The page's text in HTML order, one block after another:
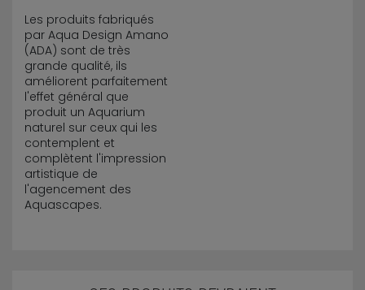
Les produits fabriqués
par Aqua Design Amano
(ADA) sont de très
grande qualité, ils
améliorent parfaitement
l'effet général que
produit un Aquarium
naturel sur ceux qui les
contemplent et
complètent l'impression
artistique de
l'agencement des
Aquascapes.